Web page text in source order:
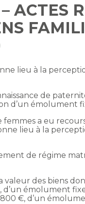
ACTES
lieu à la
de
d’un émolument
a eu
lieu à la
de régime
valeur des biens
émolument
€, d’un